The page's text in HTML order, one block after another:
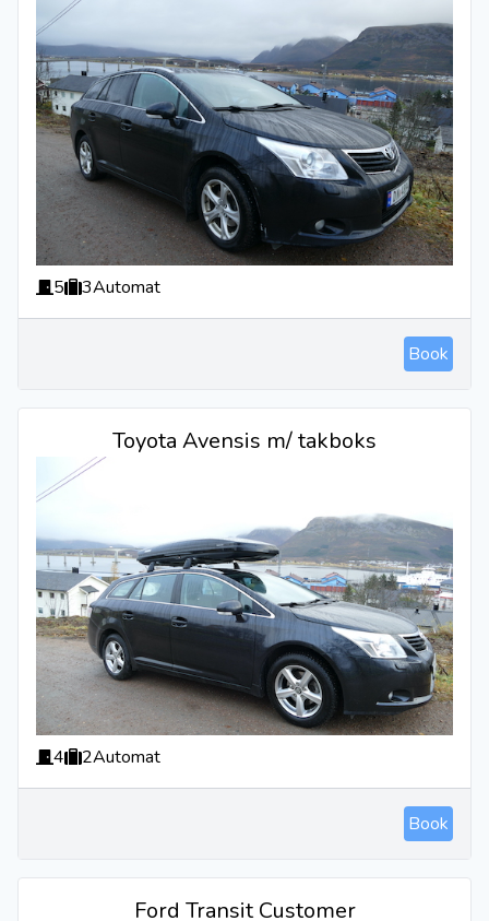
5 3Automat
Book
Toyota Avensis m/ takboks
4 2Automat
Book
Ford Transit Customer